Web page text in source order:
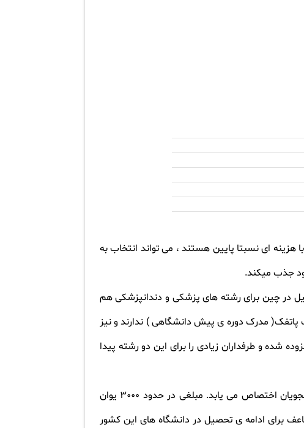
هزینه ای نسبتا پایین هستند ، می تواند انتخاب به
جذب میکند.
اند. تحصیل در چین برای رشته های پزشکی و دندانپزشکی هم
پاتفک( مدرک دوره ی پیش دانشگاهی ) ندارند و نیز
شده و طرفداران زیادی را برای این دو رشته پیدا
علاوه بر بورسیه ای که از جانب دولت محلی و مقامات استانی در این کشور برای تحصیل در چین به دانشجویان اختصاص می یابد. مبلغی در حدود 3000 یوان
برای ادامه ی تحصیل در دانشگاه های این کشور